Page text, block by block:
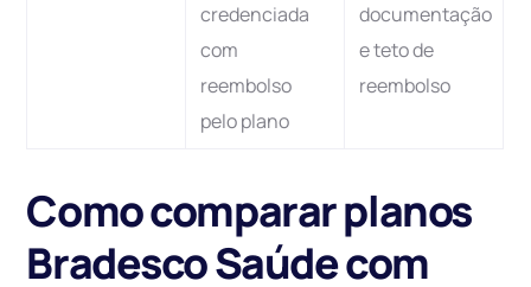
credenciada
com
reembolso
pelo plano
documentação
e teto de
reembolso
Como comparar planos
Bradesco Saúde com